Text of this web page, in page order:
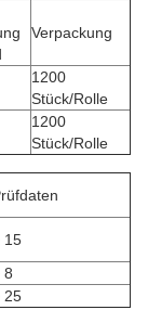
Verpackung
1200
Stück/Rolle
1200
Stück/Rolle
15
8
25